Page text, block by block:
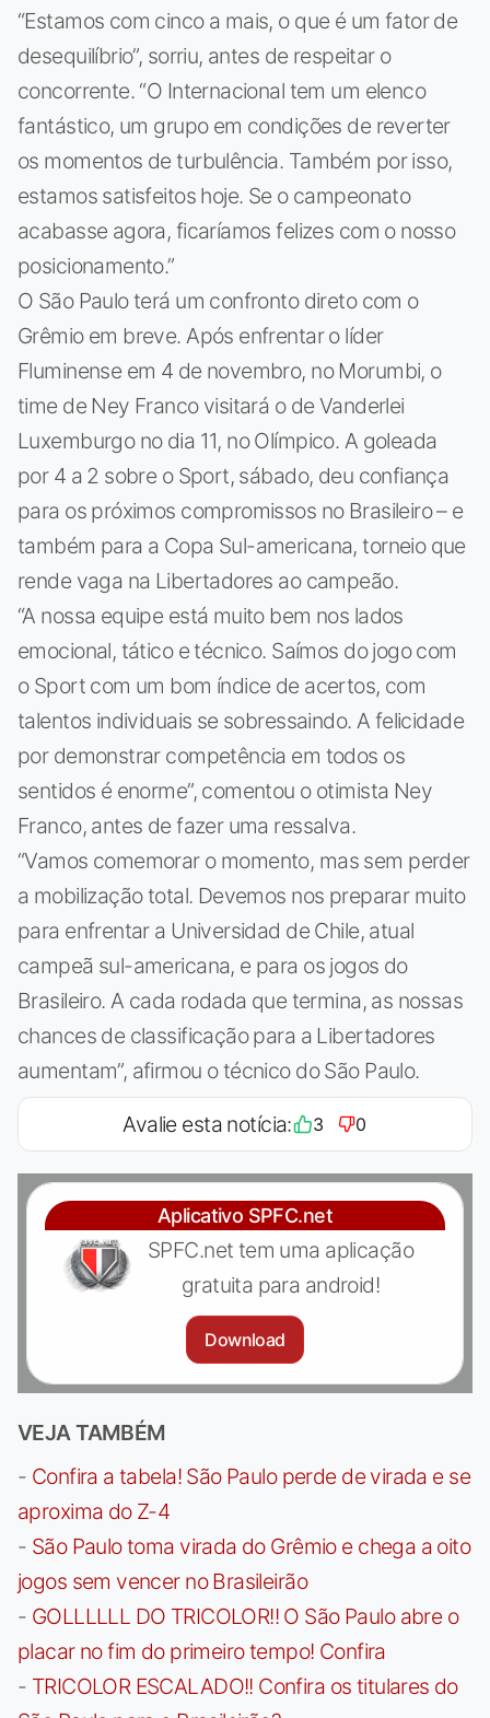
“Estamos com cinco a mais, o que é um fator de
desequilíbrio”, sorriu, antes de respeitar o
concorrente. “O Internacional tem um elenco
fantástico, um grupo em condições de reverter
os momentos de turbulência. Também por isso,
estamos satisfeitos hoje. Se o campeonato
acabasse agora, ficaríamos felizes com o nosso
posicionamento.”
O São Paulo terá um confronto direto com o
Grêmio em breve. Após enfrentar o líder
Fluminense em 4 de novembro, no Morumbi, o
time de Ney Franco visitará o de Vanderlei
Luxemburgo no dia 11, no Olímpico. A goleada
por 4 a 2 sobre o Sport, sábado, deu confiança
para os próximos compromissos no Brasileiro – e
também para a Copa Sul-americana, torneio que
rende vaga na Libertadores ao campeão.
“A nossa equipe está muito bem nos lados
emocional, tático e técnico. Saímos do jogo com
o Sport com um bom índice de acertos, com
talentos individuais se sobressaindo. A felicidade
por demonstrar competência em todos os
sentidos é enorme”, comentou o otimista Ney
Franco, antes de fazer uma ressalva.
“Vamos comemorar o momento, mas sem perder
a mobilização total. Devemos nos preparar muito
para enfrentar a Universidad de Chile, atual
campeã sul-americana, e para os jogos do
Brasileiro. A cada rodada que termina, as nossas
chances de classificação para a Libertadores
aumentam”, afirmou o técnico do São Paulo.
Avalie esta notícia: 3 0
Aplicativo SPFC.net
SPFC.net tem uma aplicação
gratuita para android!
Download
VEJA TAMBÉM
- Confira a tabela! São Paulo perde de virada e se
aproxima do Z-4
- São Paulo toma virada do Grêmio e chega a oito
jogos sem vencer no Brasileirão
- GOLLLLLL DO TRICOLOR!! O São Paulo abre o
placar no fim do primeiro tempo! Confira
- TRICOLOR ESCALADO!! Confira os titulares do